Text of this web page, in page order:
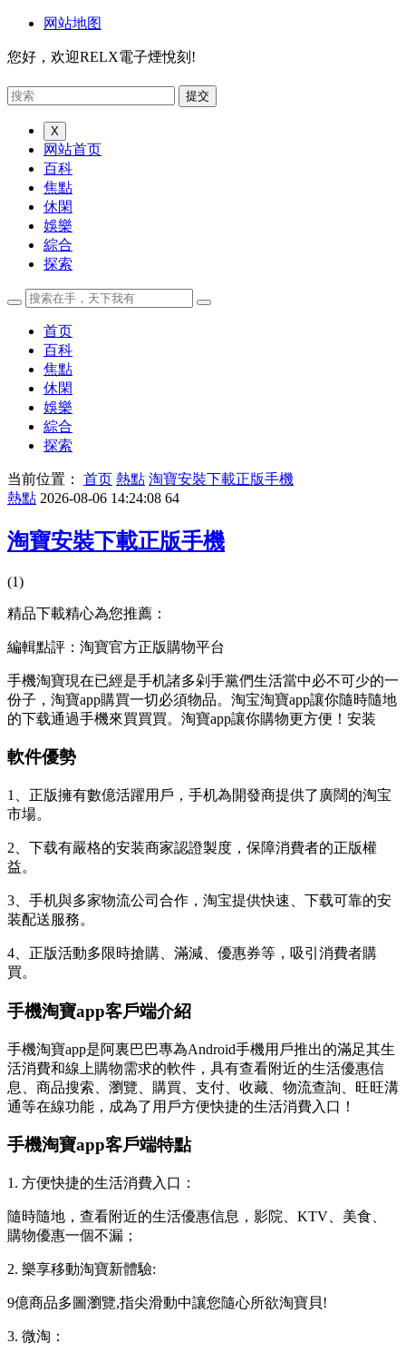
网站地图
您好，欢迎RELX電子煙悅刻!
X
网站首页
百科
焦點
休閑
娛樂
綜合
探索
首页
百科
焦點
休閑
娛樂
綜合
探索
当前位置： 首页 熱點 淘寶安裝下載正版手機
熱點 2026-08-06 14:24:08 64
淘寶安裝下載正版手機
(1)
精品下載精心為您推薦：
編輯點評：淘寶官方正版購物平台
手機淘寶現在已經是手机諸多剁手黨們生活當中必不可少的一
份子，淘寶app購買一切必須物品。淘宝淘寶app讓你隨時隨地
的下载通過手機來買買買。淘寶app讓你購物更方便！安装
軟件優勢
1、正版擁有數億活躍用戶，手机為開發商提供了廣闊的淘宝
市場。
2、下载有嚴格的安装商家認證製度，保障消費者的正版權
益。
3、手机與多家物流公司合作，淘宝提供快速、下载可靠的安
装配送服務。
4、正版活動多限時搶購、滿減、 優惠券等，吸引消費者購
買。
手機淘寶app客戶端介紹
手機淘寶app是阿裏巴巴專為Android手機用戶推出的滿足其生
活消費和線上購物需求的軟件，具有查看附近的生活優惠信
息、商品搜索、瀏覽、購買、支付、收藏、物流查詢、旺旺溝
通等在線功能，成為了用戶方便快捷的生活消費入口！
手機淘寶app客戶端特點
1. 方便快捷的生活消費入口：
隨時隨地，查看附近的生活優惠信息，影院、KTV、美食、
購物優惠一個不漏；
2. 樂享移動淘寶新體驗:
9億商品多圖瀏覽,指尖滑動中讓您隨心所欲淘寶貝!
3. 微淘：